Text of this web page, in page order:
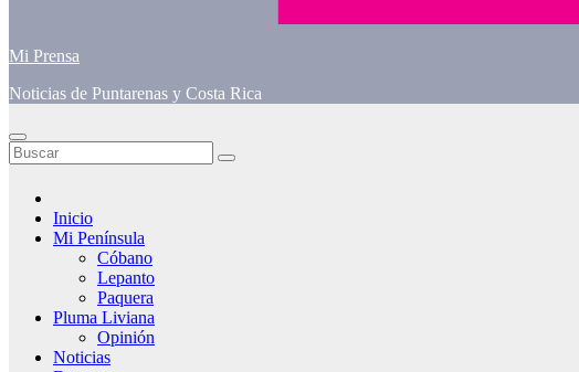
Mi Prensa
Noticias de Puntarenas y Costa Rica
Inicio
Mi Península
Cóbano
Lepanto
Paquera
Pluma Liviana
Opinión
Noticias